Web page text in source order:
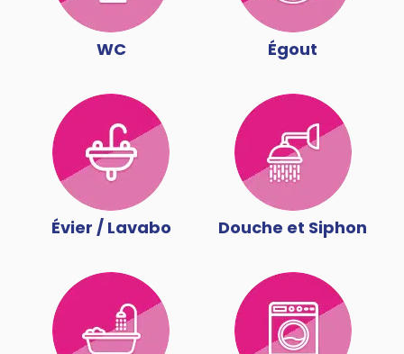
WC Égout
Évier / Lavabo Douche et Siphon